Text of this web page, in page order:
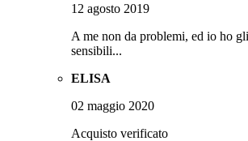
12 agosto 2019
A me non da problemi, ed io ho
sensibili...
ELISA
02 maggio 2020
Acquisto verificato